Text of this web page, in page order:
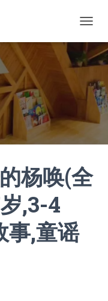
换
航
杨唤(全
,3-4
事,童谣